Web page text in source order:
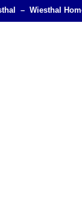
– Wiesthal